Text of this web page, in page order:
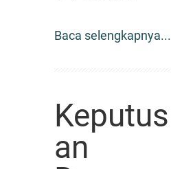
Baca selengkapnya...
Keputus
an